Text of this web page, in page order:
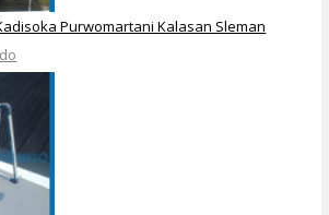
Purwomartani Kalasan Sleman